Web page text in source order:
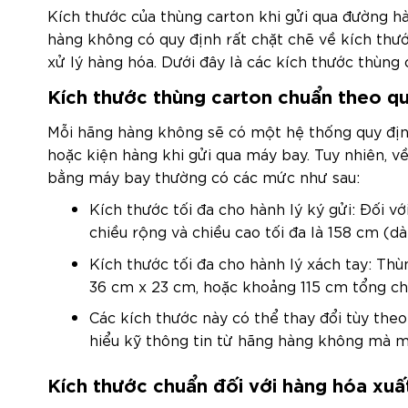
Kích thước của thùng carton khi gửi qua đường
hàng không có quy định rất chặt chẽ về kích
xử lý hàng hóa. Dưới đây là các kích thước
Kích thước thùng carton chuẩn theo
Mỗi hãng hàng không sẽ có một hệ thống quy
hoặc kiện hàng khi gửi qua máy bay. Tuy nhiên,
bằng máy bay thường có các mức như sau:
Kích thước tối đa cho hành lý ký gửi: Đối
chiều rộng và chiều cao tối đa là 158 cm
Kích thước tối đa cho hành lý xách tay:
36 cm x 23 cm, hoặc khoảng 115 cm tổng
Các kích thước này có thể thay đổi tùy
hiểu kỹ thông tin từ hãng hàng không mà
Kích thước chuẩn đối với hàng hóa